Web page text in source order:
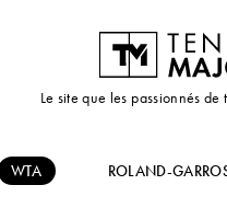
Le site que les passionnés
WTA ROLAND-